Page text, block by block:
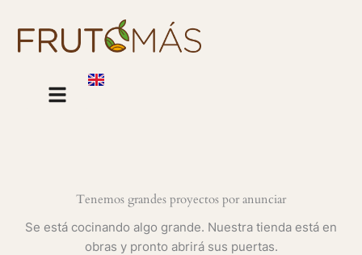
contenido
Tenemos grandes proyectos por anunciar
Se está cocinando algo grande. Nuestra tienda está en
obras y pronto abrirá sus puertas.